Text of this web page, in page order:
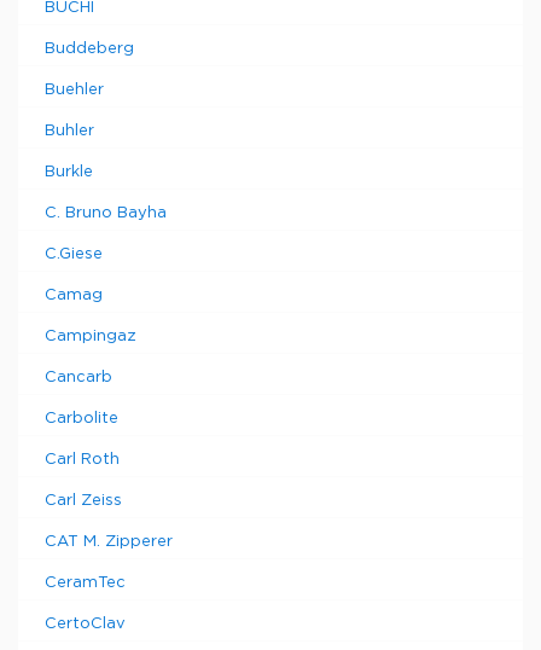
BUCHI
Buddeberg
Buehler
Buhler
Burkle
C. Bruno Bayha
C.Giese
Camag
Campingaz
Cancarb
Carbolite
Carl Roth
Carl Zeiss
CAT M. Zipperer
CeramTec
CertoClav